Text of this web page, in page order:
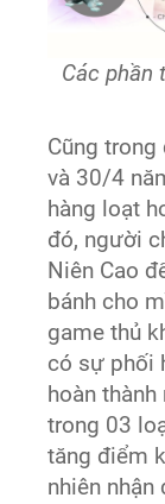
Các phần
Cũng
và 30/4
hàng loạt
đó, người
Niên Cao
bánh cho
game thủ
có sự phối
hoàn
trong 03
tăng điểm
nhiên nhận